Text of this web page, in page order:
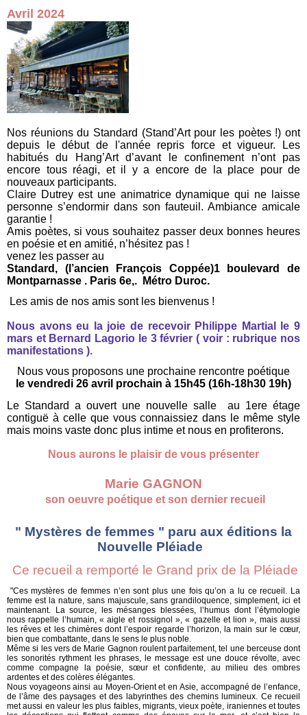
Avril 2024
Nos réunions du Standard (Stand’Art pour les poètes !) ont
depuis le début de l'année repris force et vigueur. Les
habitués du Hang’Art d’avant le confinement n’ont pas
encore tous réagi, et il y a encore de la place pour de
nouveaux participants.
Claire Dutrey est une animatrice dynamique qui ne laisse
personne s’endormir dans son fauteuil. Ambiance amicale
garantie !
Amis poètes, si vous souhaitez passer deux bonnes heures
en poésie et en amitié, n’hésitez pas !
venez les passer au
Standard, (l’ancien François Coppée)1 boulevard de
Montparnasse . Paris 6e,. Métro Duroc.
Les amis de nos amis sont les bienvenus !
Nous avons eu la joie de recevoir Philippe Martial le 9
mars et Bernard Lagorio le 3 février ( voir : rubrique nos
manifestations ).
Nous vous proposons une prochaine rencontre poétique
le vendredi 26 avril prochain à 15h45 (16h-18h30 19h)
Le Standard a ouvert une nouvelle salle au 1ere étage
contiguë à celle que vous connaissiez dans le même style
mais moins vaste donc plus intime et nous en profiterons.
Nous aurons le plaisir de vous présenter
Marie GAGNON
son oeuvre poétique et son dernier recueil
" Mystères de femmes " paru aux éditions la
Nouvelle Pléiade
Ce recueil a remporté le Grand prix de la Pléiade
"Ces mystères de femmes n’en sont plus une fois qu’on a lu ce recueil. La
femme est la nature, sans majuscule, sans grandiloquence, simplement, ici et
maintenant. La source, les mésanges blessées, l’humus dont l’étymologie
nous rappelle l’humain, « aigle et rossignol », « gazelle et lion », mais aussi
les rêves et les chimères dont l’espoir regarde l’horizon, la main sur le cœur,
bien que combattante, dans le sens le plus noble.
Même si les vers de Marie Gagnon roulent parfaitement, tel une berceuse dont
les sonorités rythment les phrases, le message est une douce révolte, avec
comme compagne la poésie, sœur et confidente, au milieu des ombres
ardentes et des colères élégantes.
Nous voyageons ainsi au Moyen-Orient et en Asie, accompagné de l’enfance,
de l’âme des paysages et des labyrinthes des chemins lumineux. Ce recueil
met aussi en valeur les plus faibles, migrants, vieux poète, iraniennes et toutes